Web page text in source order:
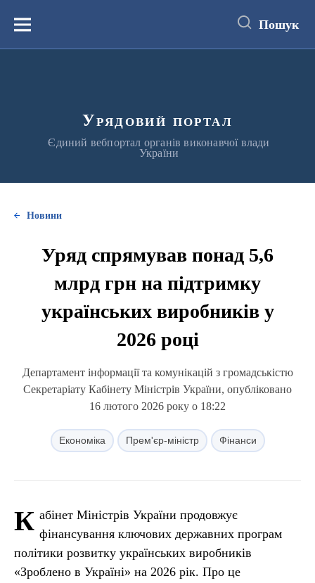
вмістуМеню Пошук
Урядовий портал
Єдиний вебпортал органів виконавчої влади
України
Новини
Уряд спрямував понад 5,6
млрд грн на підтримку
українських виробників у
2026 році
Департамент інформації та комунікацій з громадськістю
Секретаріату Кабінету Міністрів України, опубліковано
16 лютого 2026 року о 18:22
Економіка Прем'єр-міністр Фінанси
К абінет Міністрів України продовжує
фінансування ключових державних програм
політики розвитку українських виробників
«Зроблено в Україні» на 2026 рік. Про це